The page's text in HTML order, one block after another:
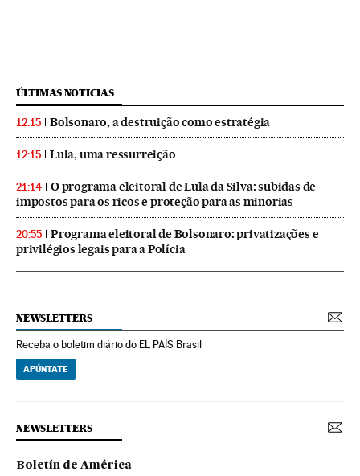
ÚLTIMAS NOTICIAS
12:15 Bolsonaro, a destruição como estratégia
12:15 Lula, uma ressurreição
21:14
O programa eleitoral de Lula da Silva: subidas de
impostos para os ricos e proteção para as minorias
20:55
Programa eleitoral de Bolsonaro: privatizações e
privilégios legais para a Polícia
NEWSLETTERS
Receba o boletim diário do EL PAÍS Brasil
APÚNTATE
NEWSLETTERS
Boletín de América